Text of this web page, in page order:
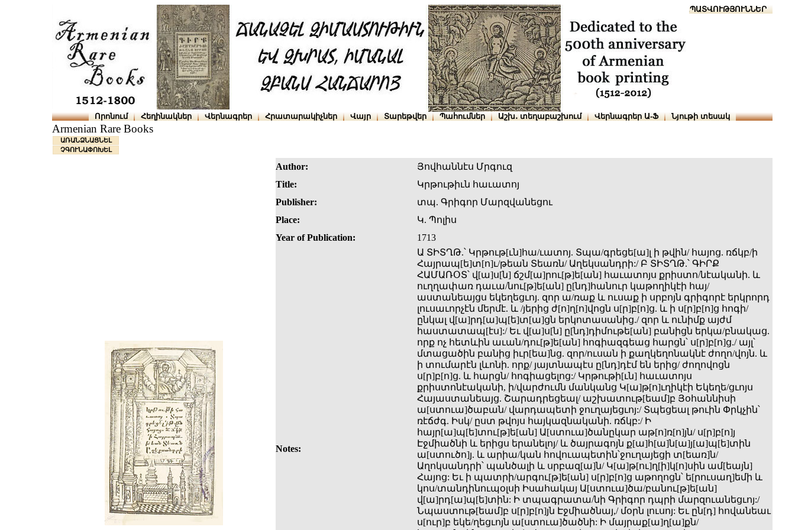
ՆԱԽԱՊԱՏՎՈՒԹՅՈՒՆՆԵՐ
Որոնում Հեղինակներ Վերնագրեր Հրատարակիչներ Վայր Տարեթվեր Պահումներ Աշխ․ տեղաբաշխում Վերնագրեր Ա-Ֆ Նյութի տեսակ
Armenian Rare Books
ԱՌԱՆՁՆԱՑՆԵԼ
ՉԳՈՒՆԱՓՈԽԵԼ
Author:
Յովհաննէս Մրգուզ
Title:
Կրթութիւն հաւատոյ
Publisher:
տպ. Գրիգոր Մարզվանեցու
Place:
Կ. Պոլիս
Year of Publication:
1713
Notes:
Ա ՏԻՏՂԹ.՝ Կրթութ[ւն]հա/ւատոյ. Տպա/գրեցե[ա]լ ի թվին/ հայոց. ռճկբ/ի
Հայրապ[ե]տ[ո]ւ/թեան Տեառն/ Աղեկսանդրի:/ Բ ՏԻՏՂԹ.՝ ԳԻՐՔ
ՀԱՄԱՌՕՏ՝ վ[ա]ս[ն] ճշմ[ա]րու[թ]ե[ան] հաւատոյս քրիստո/նէականի. և
ուղղափառ դաւա/նու[թ]ե[ան] ը[նդ]հանուր կաթողիկէի հայ/
աստանեայցս եկեղեցւոյ. զոր ա/ռաք և ուսաք ի սրբոյն գրիգորէ երկրորդ
լուսաւորչէն մերմէ. և /յերից ժ[ո]ղ[ո]վոցն ս[ր]բ[ո]ց. և ի ս[ր]բ[ո]ց հոգի/
ընկալ վ[ա]րդ[ա]պ[ե]տ[ա]ցն երկոտասանից./ զոր և ունիմք այժմ
հաստատապ[էս]:/ Եւ վ[ա]ս[ն] ը[նդ]դիմութե[ան] բանիցն երկա/բնակաց.
որք ոչ հետևին աւան/դու[թ]ե[ան] հոգիազգեաց հարցն՝ ս[ր]բ[ո]ց./ այլ՝
մտացածին բանից իւր[եա]նց. զոր/ուսան ի քաղկեղոնակնէ ժողո/վոյն. և
ի տումարէն լևոնի. որք/ յայտնապէս ը[նդ]դէմ են երից/ ժողովոցն
ս[ր]բ[ո]ց. և հարցն/ հոգիացելոց:/ Կրթութի[ւն] հաւատոյս
քրիստոնէականի, ի/վարժումն մանկանց Կ[ա]թ[ո]ւղիկէի Եկեղե/ցւոյս
Հայաստանեայց. Շարադրեցեալ/ աշխատութ[եամ]բ Յօհաննիսի
ա[ստուա]ծաբան/ վարդապետի ջուղայեցւոյ:/ Տպեցեալ թուին Փրկչին՝
ռէճժգ. Իսկ/ ըստ թվոյս հայկազնականի. ռճկբ:/ Ի
հայր[ա]պ[ե]տու[թ]ե[ան] Ա[ստուա]ծանըկար աթ[ո]ռ[ո]յն/ ս[ր]բ[ո]յ
Էջմիածնի և երիցս երանելոյ/ և ծայրագոյն ք[ա]հ[ա]ն[ա]յ[ա]պ[ե]տին
ա[ստուծո]յ. և արիա/կան հովուապետին՝ջուղայեցի տ[եառ]ն/
Աղոկսանդրի՝ պանծալի և սրբազ[ա]ն/ Կ[ա]թ[ու]ղ[ի]կ[ո]սին ամ[եայն]
Հայոց: Եւ ի պատրի/արգու[թ]ե[ան] ս[ր]բ[ո]ց աթողոցն՝ ե[րուսաղ]եմի և
կոս/տանդինուպօլսի Իսահակայ Ա[ստուա]ծա/բանու[թ]ե[ան]
վ[ա]րդ[ա]պ[ե]տին: Ի տպագրատա/նի Գրիգոր դպրի մարզուանեցւոյ:/
Նպաստութ[եամ]բ ս[ր]բ[ո]յն Էջմիածնայ,/ մօրն լուսոյ: Եւ ըն[դ] հովանեաւ
ս[ուր]բ եկե/ղեցւոյն ա[ստուա]ծածնի: Ի մայրաք[ա]ղ[ա]քն/